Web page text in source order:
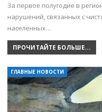
За первое полугодие в
нарушений, связанных с
населенных…
ПРОЧИТАЙТЕ БОЛЬШЕ...
ГЛАВНЫЕ НОВОСТИ